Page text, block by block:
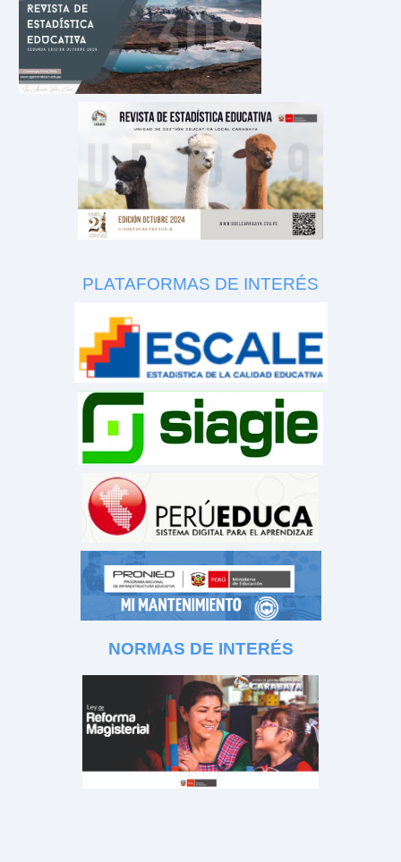
PLATAFORMAS DE INTERÉS
NORMAS DE INTERÉS